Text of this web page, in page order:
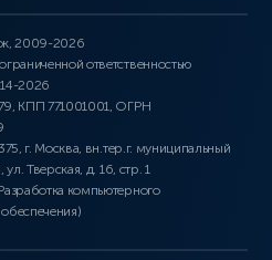
2009-2026
ответственностью
2026
КПП 771001001, ОГРН
г. Москва, вн.тер.г. муниципальный
ул. Тверская, д. 16, стр. 1
компьютерного